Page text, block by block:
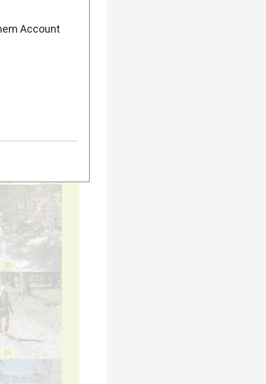
30
35
Account